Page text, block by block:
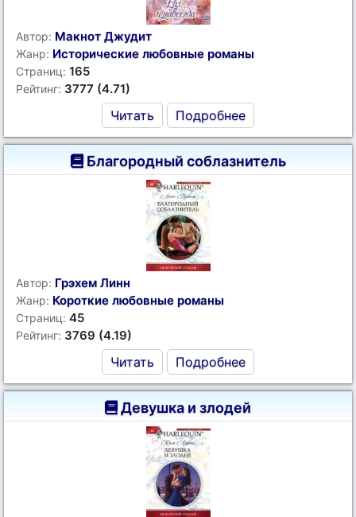
Автор: Макнот Джудит
Жанр: Исторические любовные романы
Страниц: 165
Рейтинг: 3777 (4.71)
Читать Подробнее
Благородный соблазнитель
Автор: Грэхем Линн
Жанр: Короткие любовные романы
Страниц: 45
Рейтинг: 3769 (4.19)
Читать Подробнее
Девушка и злодей